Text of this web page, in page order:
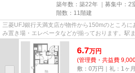
築年数：築22年 ｜募集中： 2
階数：11階建
三菱UFJ銀行天満支店が物件から150mのところ
み置き場・エレベータなどが揃っております。駅
歩3分の距離に立地する物件で...
6.7万円
(管理費・共益費
敷：0万円｜礼：1ヶ月